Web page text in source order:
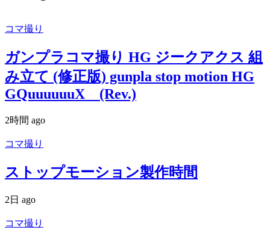
コマ撮り
ガンプラコマ撮り HG ジークアクス 組
み立て (修正版) gunpla stop motion HG
GQuuuuuuX (Rev.)
2時間 ago
コマ撮り
ストップモーション製作時間
2日 ago
コマ撮り